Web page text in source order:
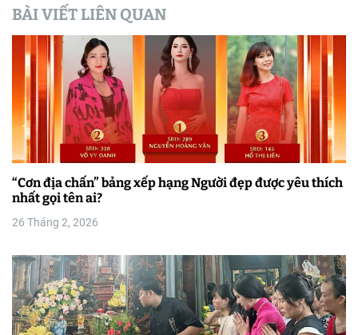
ớ
b
à
i
v
ế
t
BÀI VIẾT LIÊN QUAN
“Cơn địa chấn” bảng xếp hạng Người đẹp được yêu thích
nhất gọi tên ai?
26 Tháng 2, 2026